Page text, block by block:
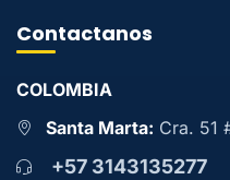
Contactanos
COLOMBIA
Santa Marta: Cra. 51
+57 3143135277